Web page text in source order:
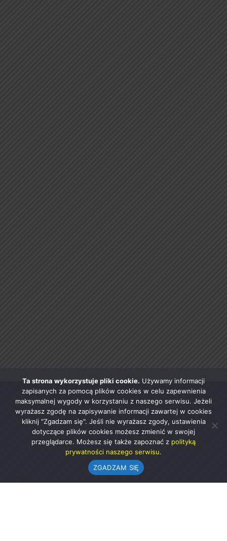
Ta strona wykorzystuje pliki cookie. Używamy informacji
zapisanych za pomocą plików cookies w celu zapewnienia
maksymalnej wygody w korzystaniu z naszego serwisu. Jeżeli
wyrażasz zgodę na zapisywanie informacji zawartej w cookies
kliknij "Zgadzam się". Jeśli nie wyrażasz zgody, ustawienia
dotyczące plików cookies możesz zmienić w swojej
przeglądarce. Możesz się także zapoznać z polityką
prywatności naszego serwisu.
ZGADZAM SIĘ